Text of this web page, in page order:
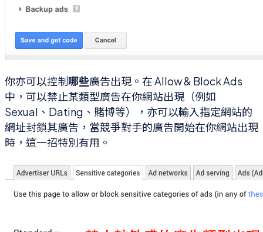
你亦可以控制哪些廣告出現。在 Allow & Block Ads
中，可以禁止某類型廣告在你網站出現（例如
Sexual、Dating、賭博等），亦可以輸入指定網站的
網址封鎖其廣告，當競爭對手的廣告開始在你網站出現
時，這一招特別有用。